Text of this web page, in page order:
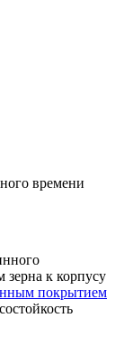
времени
зерна к корпусу
покрытием